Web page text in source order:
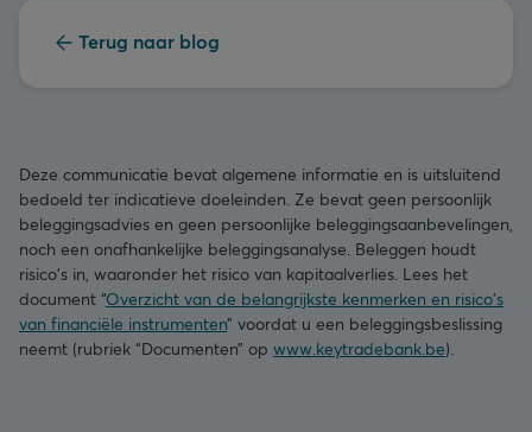
Terug naar blog
Deze communicatie bevat algemene informatie en is uitsluitend
bedoeld ter indicatieve doeleinden. Ze bevat geen persoonlijk
beleggingsadvies en geen persoonlijke beleggingsaanbevelingen,
noch een onafhankelijke beleggingsanalyse. Beleggen houdt
risico's in, waaronder het risico van kapitaalverlies. Lees het
document “Overzicht van de belangrijkste kenmerken en risico's
van financiële instrumenten” voordat u een beleggingsbeslissing
neemt (rubriek “Documenten” op www.keytradebank.be).